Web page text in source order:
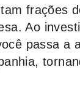
frações
Ao
passa a